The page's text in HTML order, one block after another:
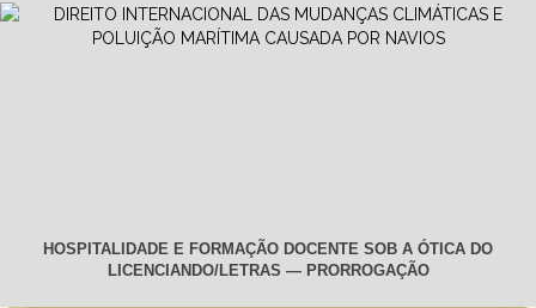
HOSPITALIDADE E FORMAÇÃO DOCENTE SOB A ÓTICA DO
LICENCIANDO/LETRAS — PRORROGAÇÃO